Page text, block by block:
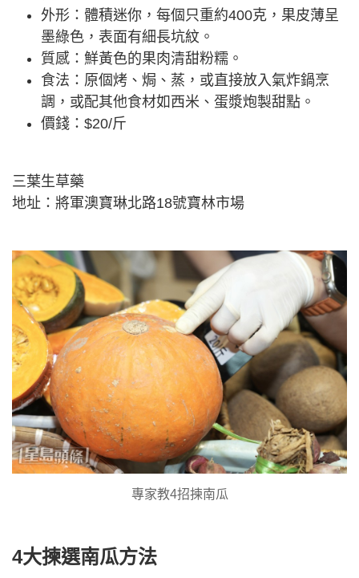
外形：體積迷你，每個只重約400克，果皮薄呈
墨綠色，表面有細長坑紋。
質感：鮮黃色的果肉清甜粉糯。
食法：原個烤、焗、蒸，或直接放入氣炸鍋烹
調，或配其他食材如西米、蛋漿炮製甜點。
價錢：$20/斤
三葉生草藥
地址：將軍澳寶琳北路18號寶林市場
專家教4招揀南瓜
4大揀選南瓜方法